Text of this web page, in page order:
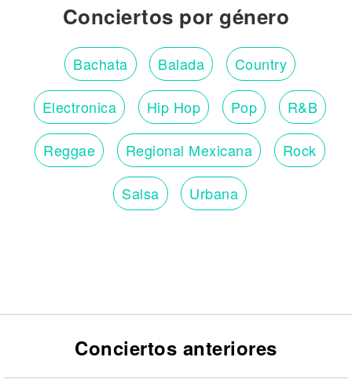
Conciertos por género
Bachata Balada Country
Electronica Hip Hop Pop R&B
Reggae Regional Mexicana Rock
Salsa Urbana
Conciertos anteriores